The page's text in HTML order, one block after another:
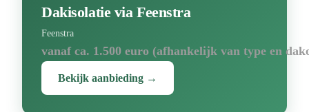
Dakisolatie via Feenstra
Feenstra
vanaf ca. 1.500 euro (afhankelijk van type en
Bekijk aanbieding →